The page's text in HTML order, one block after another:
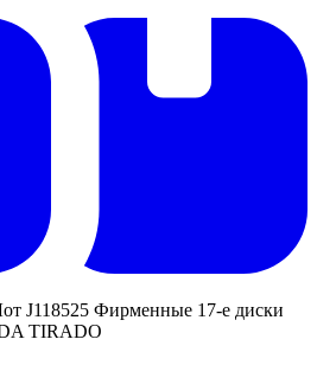
J118525 Фирменные 17-е диски
TIRADO